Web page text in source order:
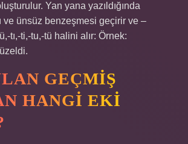
Yan yana yazıldığında
ve ünsüz benzeşmesi geçirir ve –
tı,-ti,-tu,-tü halini alır: Örnek:
GEÇMIŞ
HANGI EKI